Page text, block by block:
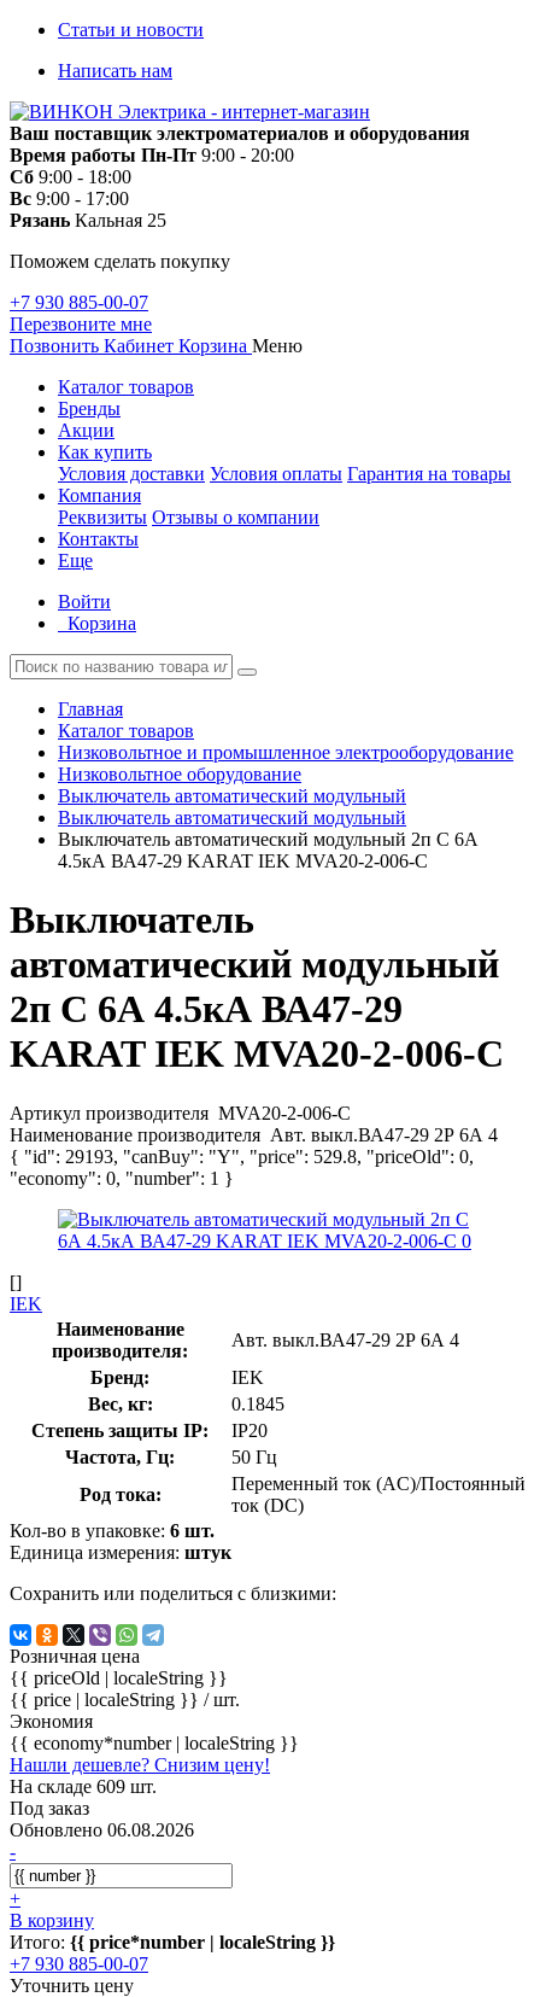
Статьи и новости
Написать нам
Ваш поставщик электроматериалов и оборудования
Время работы Пн-Пт 9:00 - 20:00
Сб 9:00 - 18:00
Вс 9:00 - 17:00
Рязань Кальная 25
Поможем сделать покупку
+7 930 885-00-07
Перезвоните мне
Позвонить Кабинет Корзина Меню
Каталог товаров
Бренды
Акции
Как купить
Условия доставки Условия оплаты Гарантия на товары
Компания
Реквизиты Отзывы о компании
Контакты
Еще
Войти
Корзина
Главная
Каталог товаров
Низковольтное и промышленное электрооборудование
Низковольтное оборудование
Выключатель автоматический модульный
Выключатель автоматический модульный
Выключатель автоматический модульный 2п C 6А
4.5кА ВА47-29 KARAT IEK MVA20-2-006-C
Выключатель
автоматический модульный
2п C 6А 4.5кА ВА47-29
KARAT IEK MVA20-2-006-C
Артикул производителя MVA20-2-006-C
Наименование производителя Авт. выкл.ВА47-29 2Р 6А 4
{ "id": 29193, "canBuy": "Y", "price": 529.8, "priceOld": 0,
"economy": 0, "number": 1 }
[]
IEK
Наименование
производителя:
Авт. выкл.ВА47-29 2Р 6А 4
Бренд:
IEK
Вес, кг:
0.1845
Степень защиты IP:
IP20
Частота, Гц:
50 Гц
Род тока:
Переменный ток (AC)/Постоянный
ток (DC)
Кол-во в упаковке: 6 шт.
Единица измерения: штук
Сохранить или поделиться с близкими:
Розничная цена
{{ priceOld | localeString }}
{{ price | localeString }} / шт.
Экономия
{{ economy*number | localeString }}
Нашли дешевле? Снизим цену!
На складе 609 шт.
Под заказ
Обновлено 06.08.2026
-
+
В корзину
Итого: {{ price*number | localeString }}
+7 930 885-00-07
Уточнить цену